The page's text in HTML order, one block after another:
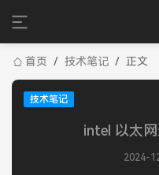
首页 / 技术笔记 / 正文
技术笔记
intel 以太
2024-